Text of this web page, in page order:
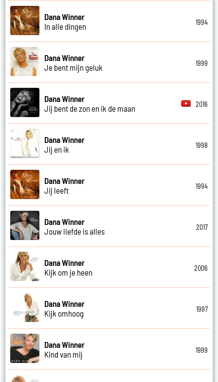
Dana Winner
In alle dingen
1994
Dana Winner
Je bent mijn geluk
1999
Dana Winner
Jij bent de zon en ik de maan
2016
Dana Winner
Jij en ik
1998
Dana Winner
Jij leeft
1994
Dana Winner
Jouw liefde is alles
2017
Dana Winner
Kijk om je heen
2006
Dana Winner
Kijk omhoog
1997
Dana Winner
Kind van mij
1999